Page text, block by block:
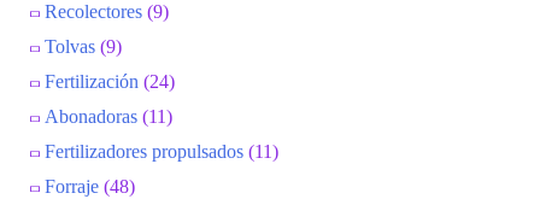
Recolectores (9)
Tolvas (9)
Fertilización (24)
Abonadoras (11)
Fertilizadores propulsados (11)
Forraje (48)